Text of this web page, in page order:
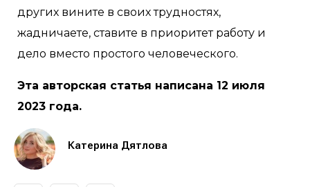
других вините в своих трудностях,
жадничаете, ставите в приоритет работу и
дело вместо простого человеческого.
Эта авторская статья написана 12 июля
2023 года.
Катерина Дятлова